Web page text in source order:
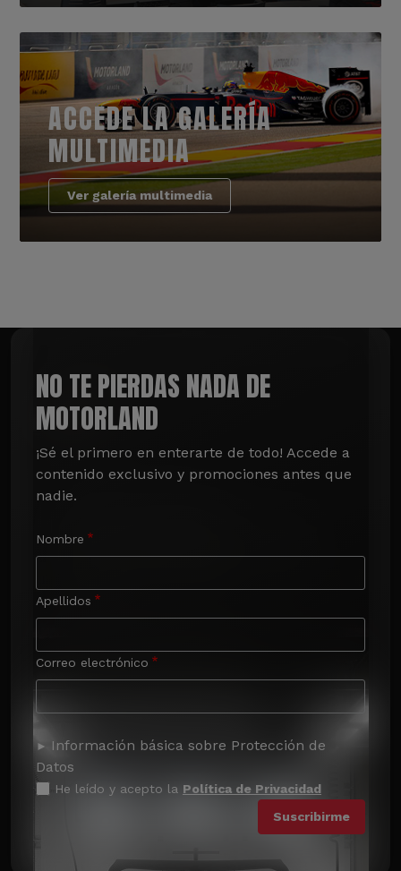
ACCEDE LA GALERÍA
MULTIMEDIA
Ver galería multimedia
NO TE PIERDAS NADA DE
MOTORLAND
¡Sé el primero en enterarte de todo! Accede a
contenido exclusivo y promociones antes que
nadie.
Nombre
Apellidos
Correo electrónico
Información básica sobre Protección de
Datos
He leído y acepto la Política de Privacidad